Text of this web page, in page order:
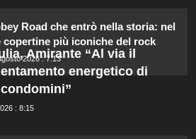
Gregoraci incontra la
in Costa Smeralda: momenti
ricordare insieme.
Road che entrò nella storia: nel
copertine più iconiche del rock
2026 : 7:13
Amirante “Al via il
energetico di
: 8:15